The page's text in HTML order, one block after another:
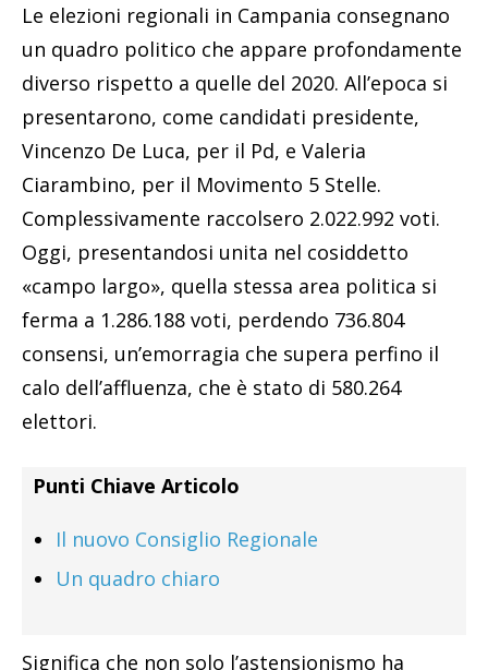
Le elezioni regionali in Campania consegnano
un quadro politico che appare profondamente
diverso rispetto a quelle del 2020. All’epoca si
presentarono, come candidati presidente,
Vincenzo De Luca, per il Pd, e Valeria
Ciarambino, per il Movimento 5 Stelle.
Complessivamente raccolsero 2.022.992 voti.
Oggi, presentandosi unita nel cosiddetto
«campo largo», quella stessa area politica si
ferma a 1.286.188 voti, perdendo 736.804
consensi, un’emorragia che supera perfino il
calo dell’affluenza, che è stato di 580.264
elettori.
Punti Chiave Articolo
Il nuovo Consiglio Regionale
Un quadro chiaro
Significa che non solo l’astensionismo ha